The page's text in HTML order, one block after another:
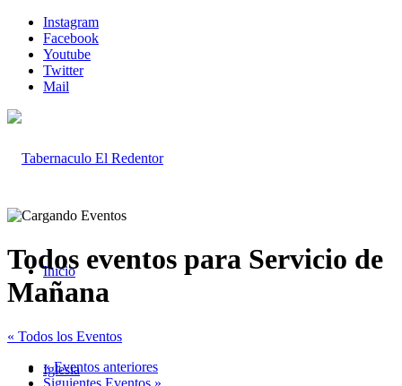
Instagram
Facebook
Youtube
Twitter
Mail
Inicio
Iglesia
Todos eventos para Servicio de
Mañana
« Todos los Eventos
«Eventos anteriores
Siguientes Eventos »